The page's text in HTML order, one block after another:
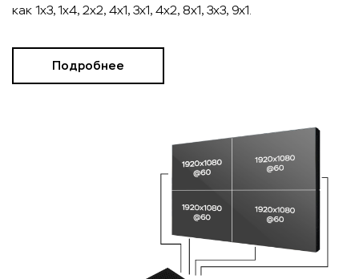
как 1x3, 1x4, 2x2, 4x1, 3x1, 4x2, 8x1, 3x3, 9x1.
Подробнее